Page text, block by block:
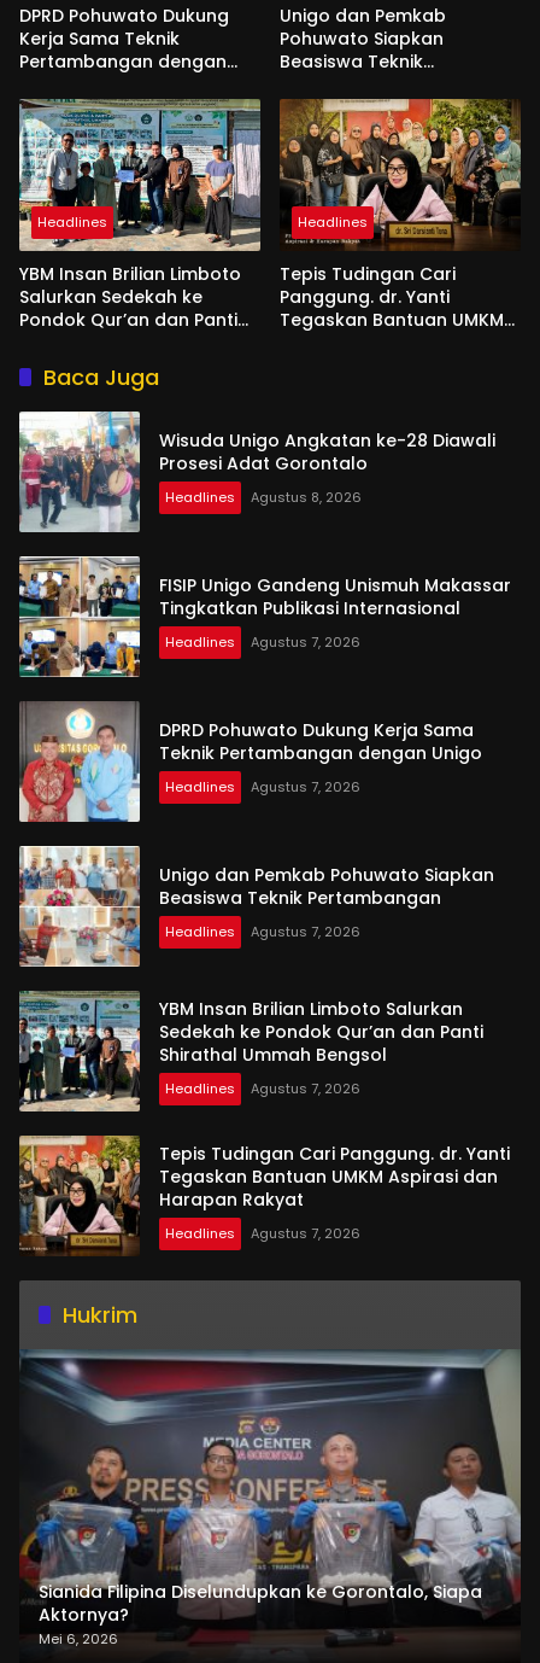
DPRD Pohuwato Dukung
Kerja Sama Teknik
Pertambangan dengan
Unigo dan Pemkab
Pohuwato Siapkan
Beasiswa Teknik
Headlines
YBM Insan Brilian Limboto
Salurkan Sedekah ke
Pondok Qur’an dan Panti
Headlines
Tepis Tudingan Cari
Panggung. dr. Yanti
Tegaskan Bantuan UMKM
Baca Juga
Wisuda Unigo Angkatan ke-28 Diawali
Prosesi Adat Gorontalo
Headlines Agustus 8, 2026
FISIP Unigo Gandeng Unismuh Makassar
Tingkatkan Publikasi Internasional
Headlines Agustus 7, 2026
DPRD Pohuwato Dukung Kerja Sama
Teknik Pertambangan dengan Unigo
Headlines Agustus 7, 2026
Unigo dan Pemkab Pohuwato Siapkan
Beasiswa Teknik Pertambangan
Headlines Agustus 7, 2026
YBM Insan Brilian Limboto Salurkan
Sedekah ke Pondok Qur’an dan Panti
Shirathal Ummah Bengsol
Headlines Agustus 7, 2026
Tepis Tudingan Cari Panggung. dr. Yanti
Tegaskan Bantuan UMKM Aspirasi dan
Harapan Rakyat
Headlines Agustus 7, 2026
Hukrim
Sianida Filipina Diselundupkan ke Gorontalo, Siapa
Aktornya?
Mei 6, 2026